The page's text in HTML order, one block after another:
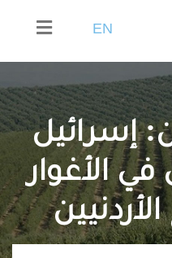
EN
إسرائيل
الأغوار